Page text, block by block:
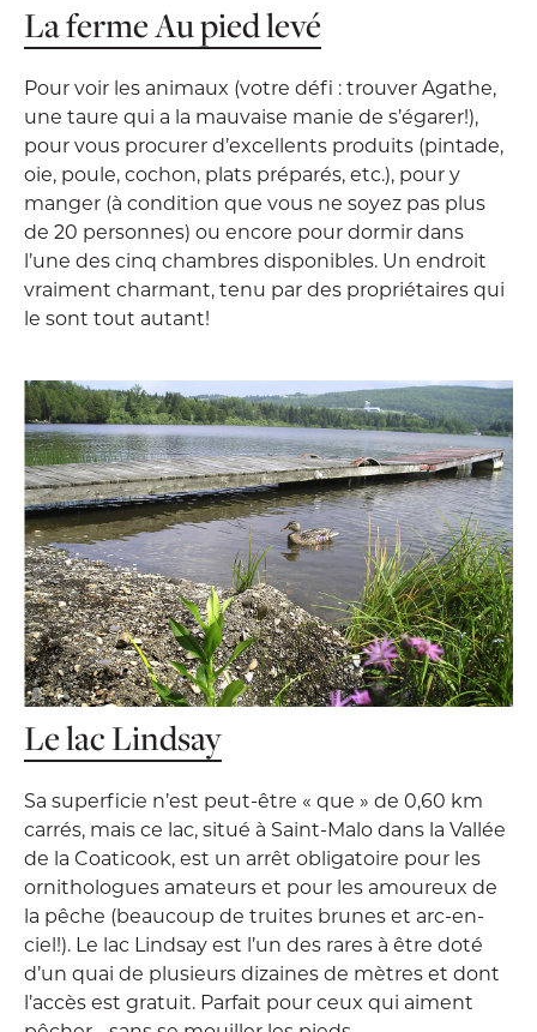
La ferme Au pied levé
Pour voir les animaux (votre défi : trouver Agathe,
une taure qui a la mauvaise manie de s’égarer!),
pour vous procurer d’excellents produits (pintade,
oie, poule, cochon, plats préparés, etc.), pour y
manger (à condition que vous ne soyez pas plus
de 20 personnes) ou encore pour dormir dans
l’une des cinq chambres disponibles. Un endroit
vraiment charmant, tenu par des propriétaires qui
le sont tout autant!
Le lac Lindsay
Sa superficie n’est peut-être « que » de 0,60 km
carrés, mais ce lac, situé à Saint-Malo dans la Vallée
de la Coaticook, est un arrêt obligatoire pour les
ornithologues amateurs et pour les amoureux de
la pêche (beaucoup de truites brunes et arc-en-
ciel!). Le lac Lindsay est l’un des rares à être doté
d’un quai de plusieurs dizaines de mètres et dont
l’accès est gratuit. Parfait pour ceux qui aiment